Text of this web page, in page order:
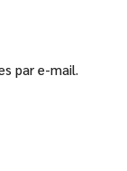
par e-mail.